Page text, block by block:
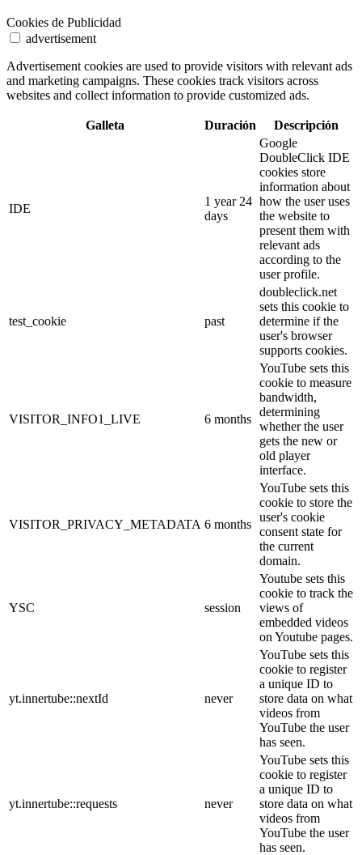
Cookies de Publicidad
advertisement
Advertisement cookies are used to provide visitors with relevant ads
and marketing campaigns. These cookies track visitors across
websites and collect information to provide customized ads.
Galleta Duración Descripción
IDE
1 year 24
days
Google
DoubleClick IDE
cookies store
information about
how the user uses
the website to
present them with
relevant ads
according to the
user profile.
test_cookie past
doubleclick.net
sets this cookie to
determine if the
user's browser
supports cookies.
VISITOR_INFO1_LIVE 6 months
YouTube sets this
cookie to measure
bandwidth,
determining
whether the user
gets the new or
old player
interface.
VISITOR_PRIVACY_METADATA 6 months
YouTube sets this
cookie to store the
user's cookie
consent state for
the current
domain.
YSC session
Youtube sets this
cookie to track the
views of
embedded videos
on Youtube pages.
yt.innertube::nextId never
YouTube sets this
cookie to register
a unique ID to
store data on what
videos from
YouTube the user
has seen.
yt.innertube::requests never
YouTube sets this
cookie to register
a unique ID to
store data on what
videos from
YouTube the user
has seen.